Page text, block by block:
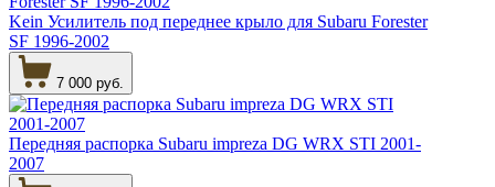
Kein Усилитель под переднее крыло для Subaru Forester
SF 1996-2002
7 000 руб.
Передняя распорка Subaru impreza DG WRX STI 2001-
2007